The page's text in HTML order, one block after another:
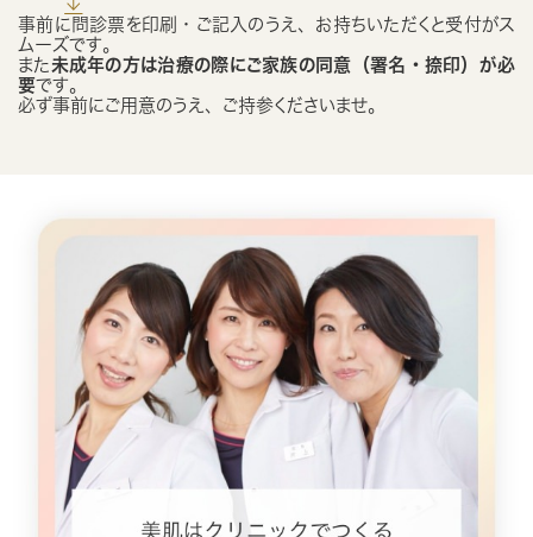
事前に問診票を印刷・ご記入のうえ、お持ちいただくと受付がス
ムーズです。
また 未成年の方は治療の際にご家族の同意（署名・捺印）が必
要です。
必ず事前にご用意のうえ、ご持参くださいませ。